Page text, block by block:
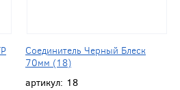
Соединитель Черный Блеск
70мм (18)
артикул: 18